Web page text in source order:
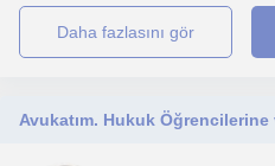
daha fazlasını gör